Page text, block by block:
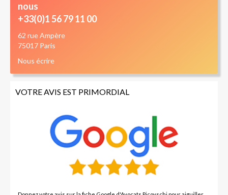
nous
+33(0)1 56 79 11 00
62 rue Ampère
75017 Paris
Nous écrire
VOTRE AVIS EST PRIMORDIAL